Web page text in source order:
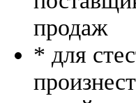
продаж
* для